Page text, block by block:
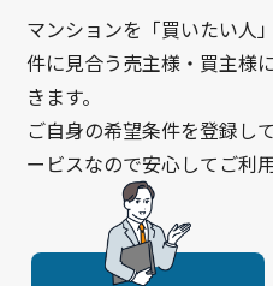
マンションを「買いたい人
件に見合う売主様・買主様
きます。
ご自身の希望条件を登録し
ービスなので安心してご利